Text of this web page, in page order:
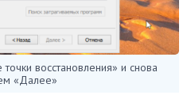
восстановления» и снова
«Далее»